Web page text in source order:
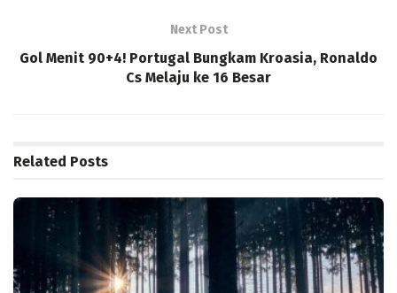
Next Post
Gol Menit 90+4! Portugal Bungkam Kroasia, Ronaldo
Cs Melaju ke 16 Besar
Related Posts